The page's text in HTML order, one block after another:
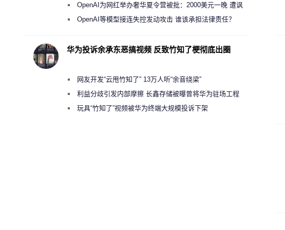
新执法权限审查
OpenAI为网红举办奢华夏令营被批：2000美元一晚 遭讽
“反乌托邦”
OpenAI等模型接连失控发动攻击 谁该承担法律责任？
华为投诉余承东恶搞视频 反致竹知了梗彻底出圈
网友开发“云甩竹知了” 13万人听“余音绕梁”
利益分歧引发内部摩擦 长鑫存储被曝曾将华为驻场工程
师驱逐出研发基地
玩具“竹知了”视频被华为终端大规模投诉下架